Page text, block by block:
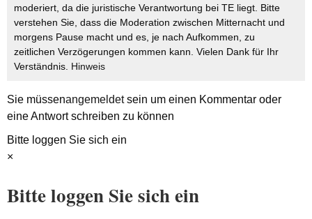
moderiert, da die juristische Verantwortung bei TE liegt. Bitte
verstehen Sie, dass die Moderation zwischen Mitternacht und
morgens Pause macht und es, je nach Aufkommen, zu
zeitlichen Verzögerungen kommen kann. Vielen Dank für Ihr
Verständnis. Hinweis
Sie müssenangemeldetsein um einen Kommentar oder
eine Antwort schreiben zu können
Bitte loggen Sie sich ein
×
Bitte loggen Sie sich ein